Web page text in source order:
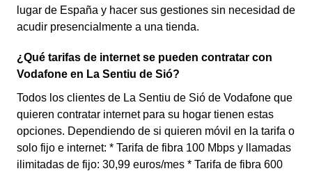
lugar de España y hacer sus gestiones sin necesidad de
acudir presencialmente a una tienda.
¿Qué tarifas de internet se pueden contratar con
Vodafone en La Sentiu de Sió?
Todos los clientes de La Sentiu de Sió de Vodafone que
quieren contratar internet para su hogar tienen estas
opciones. Dependiendo de si quieren móvil en la tarifa o
solo fijo e internet: * Tarifa de fibra 100 Mbps y llamadas
ilimitadas de fijo: 30,99 euros/mes * Tarifa de fibra 600